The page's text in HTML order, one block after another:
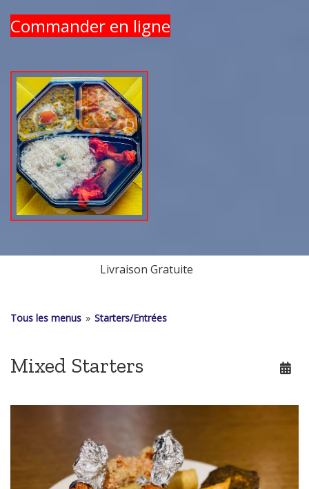
Commander en ligne
Livraison Gratuite
Tous les menus » Starters/Entrées
Mixed Starters